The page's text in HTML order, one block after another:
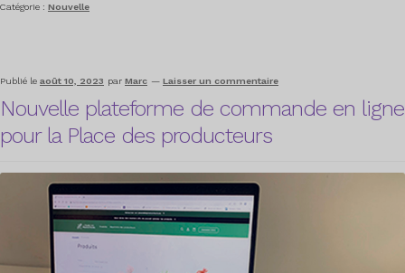
Catégorie : Nouvelle
Publié le août 10, 2023 par Marc — Laisser un commentaire
Nouvelle plateforme de commande en ligne
pour la Place des producteurs